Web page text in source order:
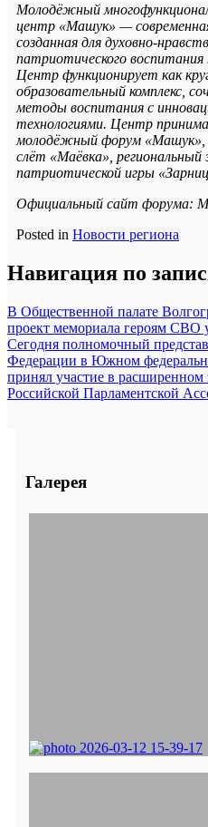
Молодёжный
центр «Машук» —
созданная для духовно-
патриотического
Центр функционирует как
образовательный комплекс,
методы воспитания с
технологиями. Центр
молодёжный форум «Машук»,
слёт «Маёвка», региональный
патриотической игры
Официальный сайт форума:
Posted in Новости региона
Навигация по
В Общественной палате
проект мемориала героям СВО
Сегодня полномочный
Федерации в Южном
принял участие в
Российской Парламентской
Галерея